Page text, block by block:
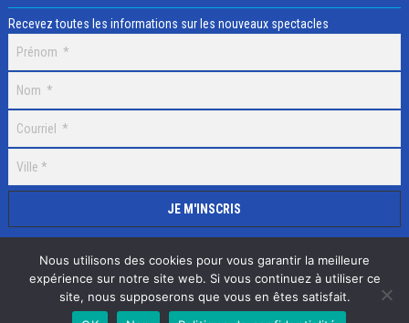
Recevez toutes les informations sur les nouveaux spectacles
Selectick © 2020 Tous droits réservés, RéalisationAdamaco
Nous utilisons des cookies pour vous garantir la meilleure
expérience sur notre site web. Si vous continuez à utiliser ce
site, nous supposerons que vous en êtes satisfait.